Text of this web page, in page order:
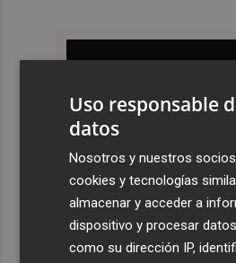
Uso responsable
datos
Nosotros y nuestros
cookies y tecnologías
almacenar y acceder a
dispositivo y procesar
como su dirección IP,